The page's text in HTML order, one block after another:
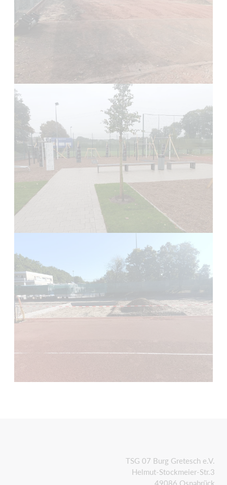
TSG 07 Burg Gretesch e.V.
Helmut-Stockmeier-Str.3
49086 Osnabrück